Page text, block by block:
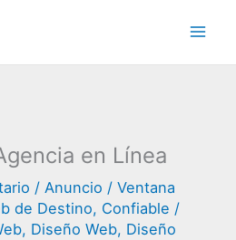
en Línea
/ Anuncio / Ventana
de Destino, Confiable /
, Diseño Web, Diseño